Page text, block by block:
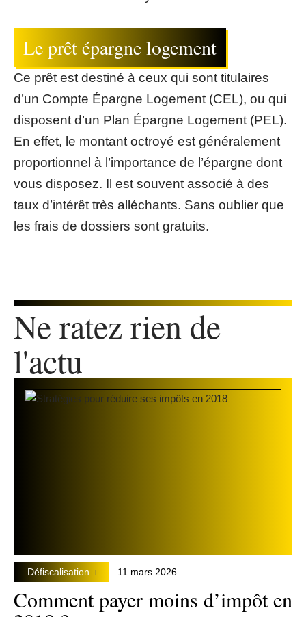
Le prêt épargne logement
Ce prêt est destiné à ceux qui sont titulaires
d’un Compte Épargne Logement (CEL), ou qui
disposent d’un Plan Épargne Logement (PEL).
En effet, le montant octroyé est généralement
proportionnel à l’importance de l’épargne dont
vous disposez. Il est souvent associé à des
taux d’intérêt très alléchants. Sans oublier que
les frais de dossiers sont gratuits.
Ne ratez rien de
l'actu
Défiscalisation 11 mars 2026
Comment payer moins d’impôt en